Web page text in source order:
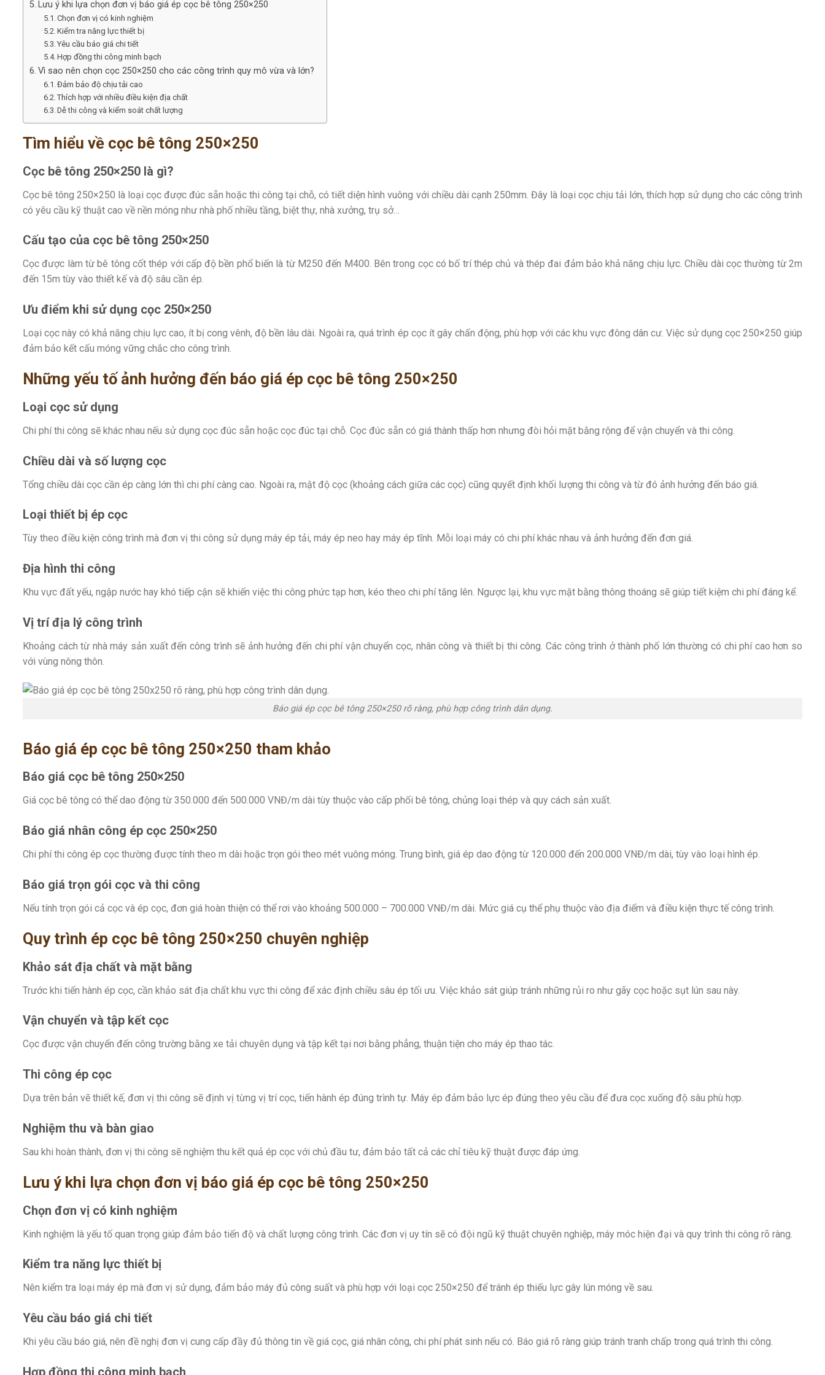
Lưu ý khi lựa chọn đơn vị báo giá ép cọc bê tông 250×250
Chọn đơn vị có kinh nghiệm
Kiểm tra năng lực thiết bị
Yêu cầu báo giá chi tiết
Hợp đồng thi công minh bạch
Vì sao nên chọn cọc 250×250 cho các công trình quy mô vừa và lớn?
Đảm bảo độ chịu tải cao
Thích hợp với nhiều điều kiện địa chất
Dễ thi công và kiểm soát chất lượng
Tìm hiểu về cọc bê tông 250×250
Cọc bê tông 250×250 là gì?
Cọc bê tông 250×250 là loại cọc được đúc sẵn hoặc thi công tại chỗ, có tiết diện hình vuông với chiều dài cạnh 250mm. Đây là loại cọc chịu tải lớn, thích hợp sử dụng cho các công trình
có yêu cầu kỹ thuật cao về nền móng như nhà phố nhiều tầng, biệt thự, nhà xưởng, trụ sở…
Cấu tạo của cọc bê tông 250×250
Cọc được làm từ bê tông cốt thép với cấp độ bền phổ biến là từ M250 đến M400. Bên trong cọc có bố trí thép chủ và thép đai đảm bảo khả năng chịu lực. Chiều dài cọc thường từ 2m
đến 15m tùy vào thiết kế và độ sâu cần ép.
Ưu điểm khi sử dụng cọc 250×250
Loại cọc này có khả năng chịu lực cao, ít bị cong vênh, độ bền lâu dài. Ngoài ra, quá trình ép cọc ít gây chấn động, phù hợp với các khu vực đông dân cư. Việc sử dụng cọc 250×250 giúp
đảm bảo kết cấu móng vững chắc cho công trình.
Những yếu tố ảnh hưởng đến báo giá ép cọc bê tông 250×250
Loại cọc sử dụng
Chi phí thi công sẽ khác nhau nếu sử dụng cọc đúc sẵn hoặc cọc đúc tại chỗ. Cọc đúc sẵn có giá thành thấp hơn nhưng đòi hỏi mặt bằng rộng để vận chuyển và thi công.
Chiều dài và số lượng cọc
Tổng chiều dài cọc cần ép càng lớn thì chi phí càng cao. Ngoài ra, mật độ cọc (khoảng cách giữa các cọc) cũng quyết định khối lượng thi công và từ đó ảnh hưởng đến báo giá.
Loại thiết bị ép cọc
Tùy theo điều kiện công trình mà đơn vị thi công sử dụng máy ép tải, máy ép neo hay máy ép tĩnh. Mỗi loại máy có chi phí khác nhau và ảnh hưởng đến đơn giá.
Địa hình thi công
Khu vực đất yếu, ngập nước hay khó tiếp cận sẽ khiến việc thi công phức tạp hơn, kéo theo chi phí tăng lên. Ngược lại, khu vực mặt bằng thông thoáng sẽ giúp tiết kiệm chi phí đáng kể.
Vị trí địa lý công trình
Khoảng cách từ nhà máy sản xuất đến công trình sẽ ảnh hưởng đến chi phí vận chuyển cọc, nhân công và thiết bị thi công. Các công trình ở thành phố lớn thường có chi phí cao hơn so
với vùng nông thôn.
Báo giá ép cọc bê tông 250×250 rõ ràng, phù hợp công trình dân dụng.
Báo giá ép cọc bê tông 250×250 tham khảo
Báo giá cọc bê tông 250×250
Giá cọc bê tông có thể dao động từ 350.000 đến 500.000 VNĐ/m dài tùy thuộc vào cấp phối bê tông, chủng loại thép và quy cách sản xuất.
Báo giá nhân công ép cọc 250×250
Chi phí thi công ép cọc thường được tính theo m dài hoặc trọn gói theo mét vuông móng. Trung bình, giá ép dao động từ 120.000 đến 200.000 VNĐ/m dài, tùy vào loại hình ép.
Báo giá trọn gói cọc và thi công
Nếu tính trọn gói cả cọc và ép cọc, đơn giá hoàn thiện có thể rơi vào khoảng 500.000 – 700.000 VNĐ/m dài. Mức giá cụ thể phụ thuộc vào địa điểm và điều kiện thực tế công trình.
Quy trình ép cọc bê tông 250×250 chuyên nghiệp
Khảo sát địa chất và mặt bằng
Trước khi tiến hành ép cọc, cần khảo sát địa chất khu vực thi công để xác định chiều sâu ép tối ưu. Việc khảo sát giúp tránh những rủi ro như gãy cọc hoặc sụt lún sau này.
Vận chuyển và tập kết cọc
Cọc được vận chuyển đến công trường bằng xe tải chuyên dụng và tập kết tại nơi bằng phẳng, thuận tiện cho máy ép thao tác.
Thi công ép cọc
Dựa trên bản vẽ thiết kế, đơn vị thi công sẽ định vị từng vị trí cọc, tiến hành ép đúng trình tự. Máy ép đảm bảo lực ép đúng theo yêu cầu để đưa cọc xuống độ sâu phù hợp.
Nghiệm thu và bàn giao
Sau khi hoàn thành, đơn vị thi công sẽ nghiệm thu kết quả ép cọc với chủ đầu tư, đảm bảo tất cả các chỉ tiêu kỹ thuật được đáp ứng.
Lưu ý khi lựa chọn đơn vị báo giá ép cọc bê tông 250×250
Chọn đơn vị có kinh nghiệm
Kinh nghiệm là yếu tố quan trọng giúp đảm bảo tiến độ và chất lượng công trình. Các đơn vị uy tín sẽ có đội ngũ kỹ thuật chuyên nghiệp, máy móc hiện đại và quy trình thi công rõ ràng.
Kiểm tra năng lực thiết bị
Nên kiểm tra loại máy ép mà đơn vị sử dụng, đảm bảo máy đủ công suất và phù hợp với loại cọc 250×250 để tránh ép thiếu lực gây lún móng về sau.
Yêu cầu báo giá chi tiết
Khi yêu cầu báo giá, nên đề nghị đơn vị cung cấp đầy đủ thông tin về giá cọc, giá nhân công, chi phí phát sinh nếu có. Báo giá rõ ràng giúp tránh tranh chấp trong quá trình thi công.
Hợp đồng thi công minh bạch